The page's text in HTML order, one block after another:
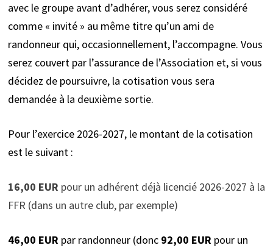
avec le groupe avant d’adhérer, vous serez considéré
comme « invité » au même titre qu’un ami de
randonneur qui, occasionnellement, l’accompagne. Vous
serez couvert par l’assurance de l’Association et, si vous
décidez de poursuivre, la cotisation vous sera
demandée à la deuxième sortie.
Pour l’exercice 2026-2027, le montant de la cotisation
est le suivant :
16,00 EUR pour un adhérent déjà licencié 2026-2027 à la
FFR (dans un autre club, par exemple)
46,00 EUR par randonneur (donc 92,00 EUR pour un